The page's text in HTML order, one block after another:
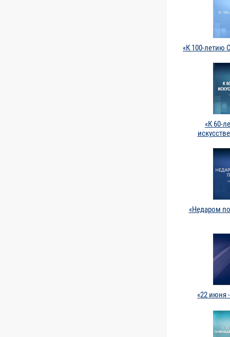
«К 100-летию
«К 60-
«Недаром
«22 июня